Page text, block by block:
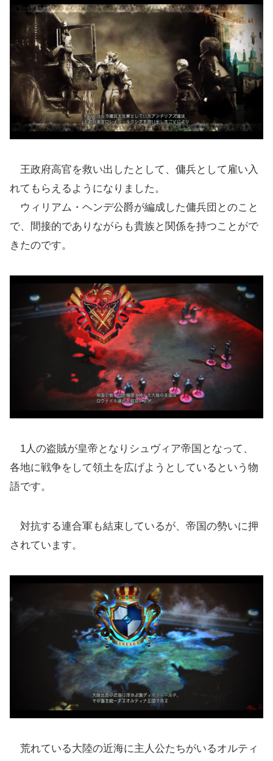
王政府高官を救い出したとして、傭兵として雇い入
れてもらえるようになりました。
ウィリアム・ヘンデ公爵が編成した傭兵団とのこと
で、間接的でありながらも貴族と関係を持つことがで
きたのです。
1人の盗賊が皇帝となりシュヴィア帝国となって、
各地に戦争をして領土を広げようとしているという物
語です。
対抗する連合軍も結束しているが、帝国の勢いに押
されています。
荒れている大陸の近海に主人公たちがいるオルティ